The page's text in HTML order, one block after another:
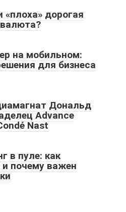
«плоха» дорогая
на мобильном:
для бизнеса
Дональд
Advance
Nast
в пуле: как
почему важен